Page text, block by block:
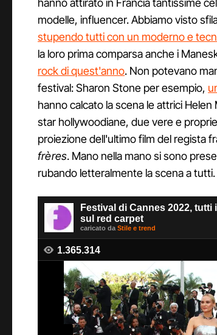
hanno attirato in Francia tantissime
modelle, influencer. Abbiamo visto
stupendo tutti con un moderno e
la loro prima comparsa anche i
rock di quest'anno. Non potevano
festival: Sharon Stone per esempio,
hanno calcato la scena le attrici
star hollywoodiane, due vere e
proiezione dell'ultimo film del regista
frères. Mano nella mano si sono
rubando letteralmente la scena a tutti.